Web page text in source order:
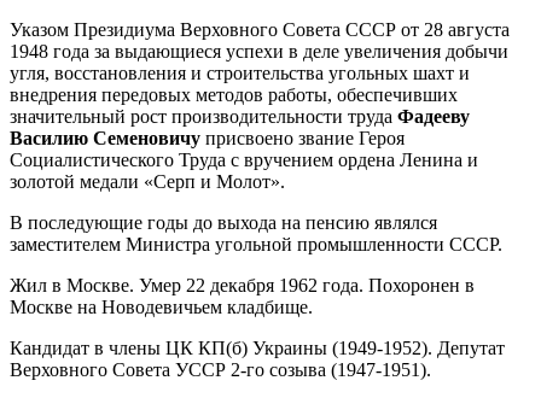
Указом Президиума Верховного Совета СССР от 28 августа
1948 года за выдающиеся успехи в деле увеличения добычи
угля, восстановления и строительства угольных шахт и
внедрения передовых методов работы, обеспечивших
значительный рост производительности труда Фадееву
Василию Семеновичу присвоено звание Героя
Социалистического Труда с вручением ордена Ленина и
золотой медали «Серп и Молот».
В последующие годы до выхода на пенсию являлся
заместителем Министра угольной промышленности СССР.
Жил в Москве. Умер 22 декабря 1962 года. Похоронен в
Москве на Новодевичьем кладбище.
Кандидат в члены ЦК КП(б) Украины (1949-1952). Депутат
Верховного Совета УССР 2-го созыва (1947-1951).